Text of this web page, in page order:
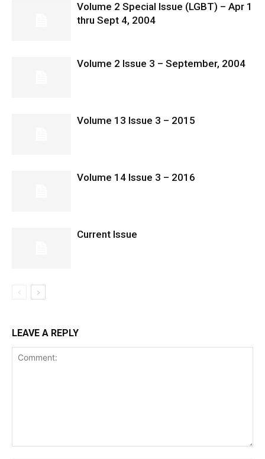
Volume 2 Special Issue (LGBT) – Apr 1
thru Sept 4, 2004
Volume 2 Issue 3 – September, 2004
Volume 13 Issue 3 – 2015
Volume 14 Issue 3 – 2016
Current Issue
LEAVE A REPLY